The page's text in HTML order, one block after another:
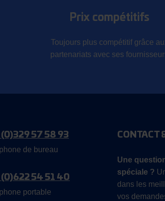
Prix compétitifs
Toujours plus compétitif grâce
partenariats avec ses
(0)329 57 58 93
de bureau
(0)622 54 51 40
portable
CONTACT
Une
spéciale ?
dans les
vos